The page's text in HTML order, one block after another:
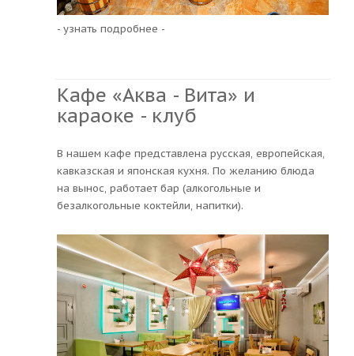
- узнать подробнее -
Кафе «Аква - Вита» и
караоке - клуб
В нашем кафе представлена русская, европейская,
кавказская и японская кухня. По желанию блюда
на вынос, работает бар (алкогольные и
безалкогольные коктейли, напитки).